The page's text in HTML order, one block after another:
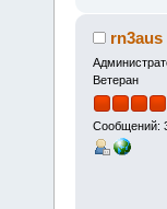
rn3aus
Ветеран
Сообщений: